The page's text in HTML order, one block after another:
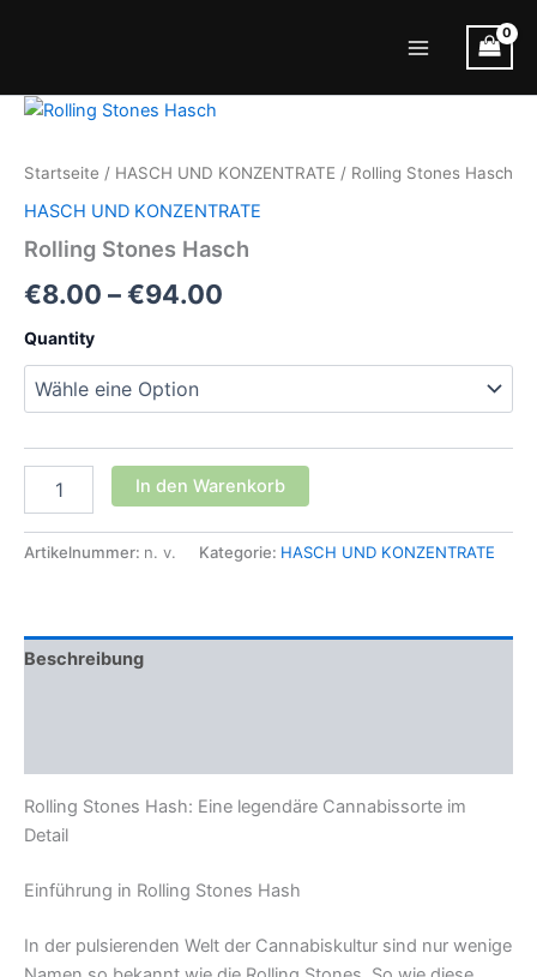
Startseite / HASCH UND KONZENTRATE / Rolling Stones Hasch
HASCH UND KONZENTRATE
Rolling Stones Hasch
€8.00 –€94.00
€94.00
Quantity
Stones
Menge
In den Warenkorb
Artikelnummer: n. v. Kategorie: HASCH UND KONZENTRATE
Beschreibung
Rolling Stones Hash: Eine legendäre Cannabissorte im
Detail
Einführung in Rolling Stones Hash
In der pulsierenden Welt der Cannabiskultur sind nur wenige